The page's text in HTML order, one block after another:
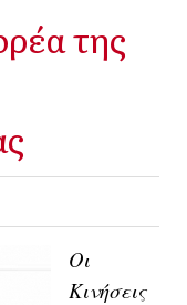
της
Οι
Κινήσεις